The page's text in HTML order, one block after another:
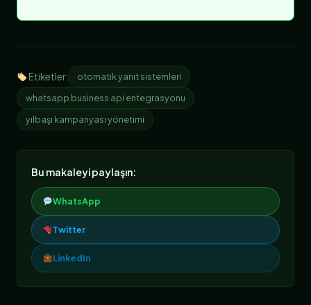
Etiketler:
otomatik yanıt sistemleri
whatsapp business api entegrasyonu
yılbaşı kampanyası yönetimi
Bu makaleyi paylaşın:
WhatsApp
Twitter
LinkedIn